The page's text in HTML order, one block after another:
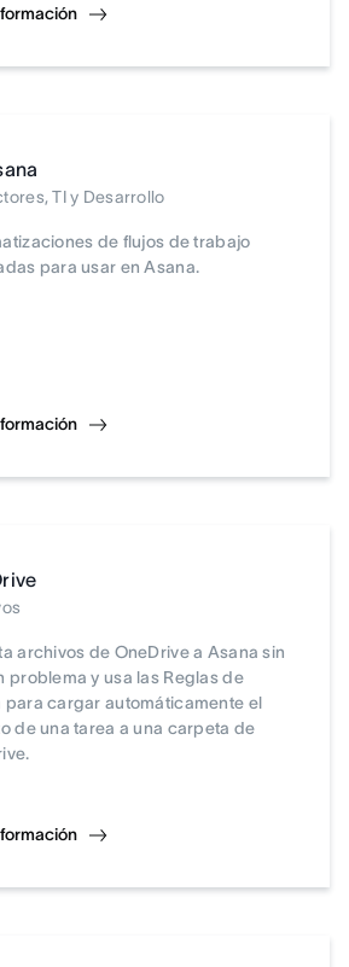
TI y Desarrollo
de flujos de trabajo
para usar en Asana.
archivos de OneDrive a Asana sin
problema y usa las Reglas de
para cargar automáticamente el
de una tarea a una carpeta de